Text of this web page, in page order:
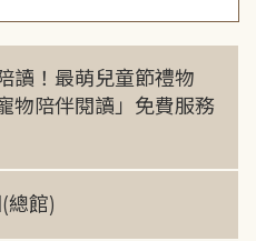
讀！最萌兒童節禮物
物陪伴閱讀」免費服務
總館)